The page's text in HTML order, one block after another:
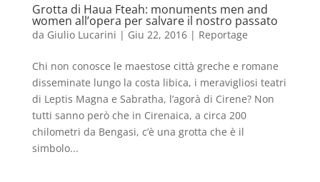
Grotta di Haua Fteah: monuments men and
women all’opera per salvare il nostro passato
da Giulio Lucarini | Giu 22, 2016| Reportage
Chi non conosce le maestose città greche e romane
disseminate lungo la costa libica, i meravigliosi teatri
di Leptis Magna e Sabratha, l’agorà di Cirene? Non
tutti sanno però che in Cirenaica, a circa 200
chilometri da Bengasi, c’è una grotta che è il
simbolo...